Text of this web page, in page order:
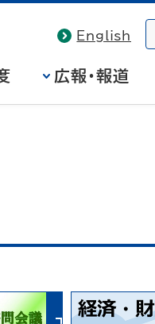
English
広報・報道